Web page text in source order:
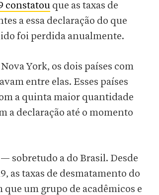
constatou que as taxas de
a essa declaração do que
foi perdida anualmente.
York, os dois países com
entre elas. Esses países
a quinta maior quantidade
a declaração até o momento
— sobretudo a do Brasil. Desde
as taxas de desmatamento do
que um grupo de acadêmicos e